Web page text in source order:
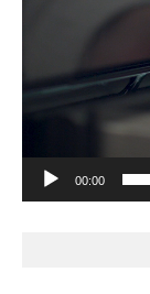
00:00